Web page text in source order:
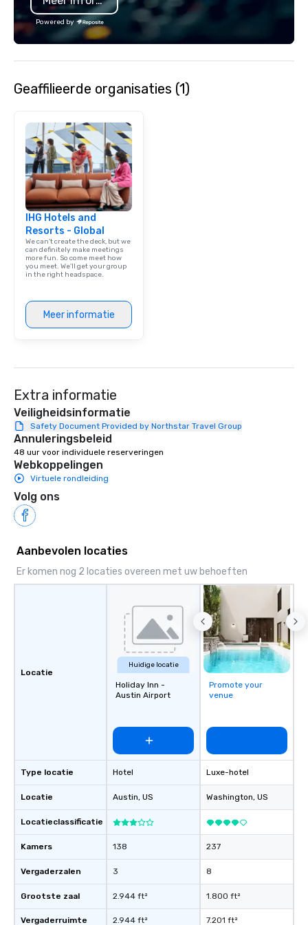
Powered by
Geaffilieerde organisaties (1)
IHG Hotels and
Resorts - Global
We can't create the deck, but we
can definitely make meetings
more fun. So come meet how
you meet. We'll get your group
in the right headspace.
Meer informatie
Extra informatie
Veiligheidsinformatie
Safety Document Provided by Northstar Travel Group
Annuleringsbeleid
48 uur voor individuele reserveringen
Webkoppelingen
Virtuele rondleiding
Volg ons
Aanbevolen locaties
Er komen nog 2 locaties overeen met uw behoeften
Locatie
Type locatie
Locatie
Locatieclassificatie
Kamers
Vergaderzalen
Grootste zaal
Vergaderruimte
Huidige locatie
Holiday Inn -
Austin Airport
Hotel
Austin, US
138
3
2.944 ft²
2.944 ft²
Promote your
venue
Luxe-hotel
Washington, US
237
8
1.800 ft²
7.201 ft²